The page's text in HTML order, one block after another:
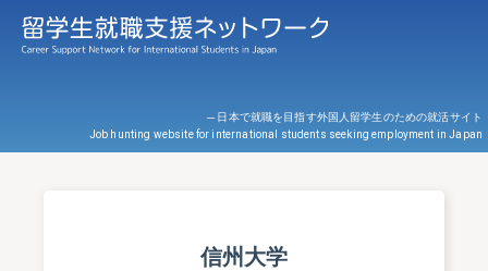
─ 日本で就職を目指す外国人留学生のための就活サイト
Job hunting website for international students seeking employment in Japan
信州大学